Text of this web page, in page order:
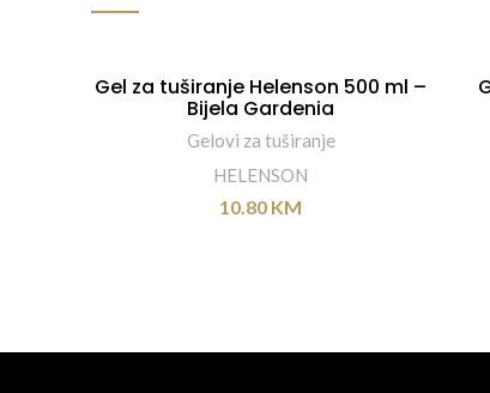
DODAJ U KORPU
Gel za tuširanje Helenson 500 ml –
Bijela Gardenia
Gelovi za tuširanje
HELENSON
10.80 KM